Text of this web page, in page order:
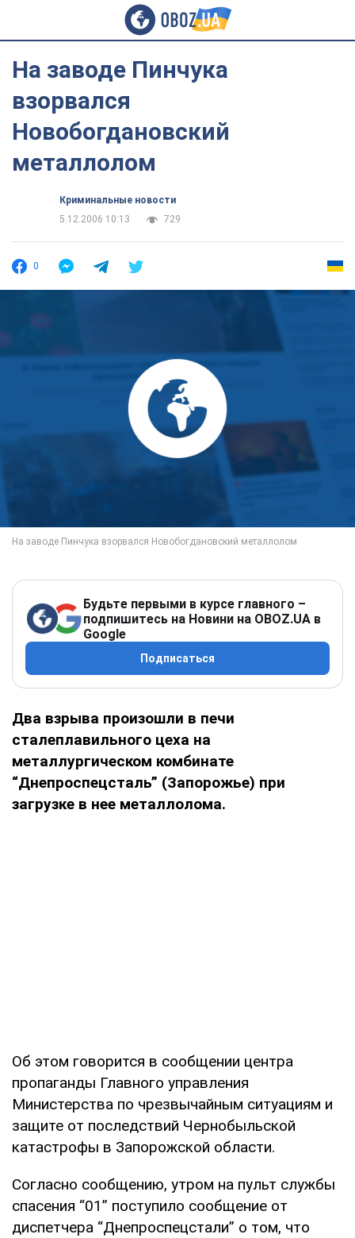
На заводе Пинчука
взорвался
Новобогдановский
металлолом
Криминальные новости
5.12.2006 10:13
729
0
Будьте первыми в курсе главного –
подпишитесь на Новини на OBOZ.UA в
Google
Подписаться
Два взрыва произошли в печи
сталеплавильного цеха на
металлургическом комбинате
“Днепроспецсталь” (Запорожье) при
загрузке в нее металлолома.
Об этом говорится в сообщении центра
пропаганды Главного управления
Министерства по чрезвычайным ситуациям и
защите от последствий Чернобыльской
катастрофы в Запорожской области.
Согласно сообщению, утром на пульт службы
спасения “01” поступило сообщение от
диспетчера “Днепроспецстали” о том, что